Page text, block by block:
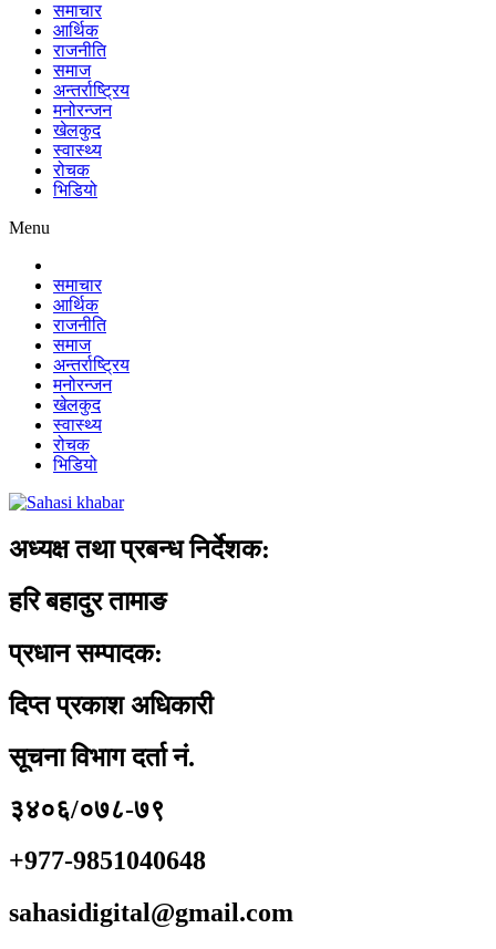
समाचार
आर्थिक
राजनीति
समाज
अन्तर्राष्ट्रिय
मनोरन्जन
खेलकुद
स्वास्थ्य
रोचक
भिडियो
Menu
समाचार
आर्थिक
राजनीति
समाज
अन्तर्राष्ट्रिय
मनोरन्जन
खेलकुद
स्वास्थ्य
रोचक
भिडियो
अध्यक्ष तथा प्रबन्ध निर्देशक:
हरि बहादुर तामाङ
प्रधान सम्पादक:
दिप्त प्रकाश अधिकारी
सूचना विभाग दर्ता नं.
३४०६/०७८-७९
+977-9851040648
sahasidigital@gmail.com